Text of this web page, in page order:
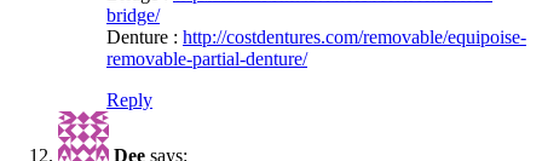
bridge/
Denture : http://costdentures.com/removable/equipoise-
removable-partial-denture/
Reply
Dee says: